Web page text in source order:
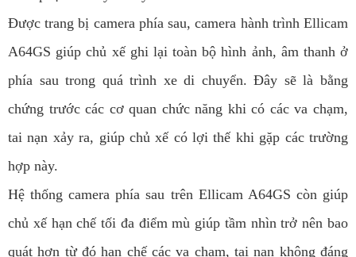
Được trang bị camera phía sau, camera hành trình Ellicam
A64GS giúp chủ xế ghi lại toàn bộ hình ảnh, âm thanh ở
phía sau trong quá trình xe di chuyển. Đây sẽ là bằng
chứng trước các cơ quan chức năng khi có các va chạm,
tai nạn xảy ra, giúp chủ xế có lợi thế khi gặp các trường
hợp này.
Hệ thống camera phía sau trên Ellicam A64GS còn giúp
chủ xế hạn chế tối đa điểm mù giúp tầm nhìn trở nên bao
quát hơn từ đó hạn chế các va chạm, tai nạn không đáng